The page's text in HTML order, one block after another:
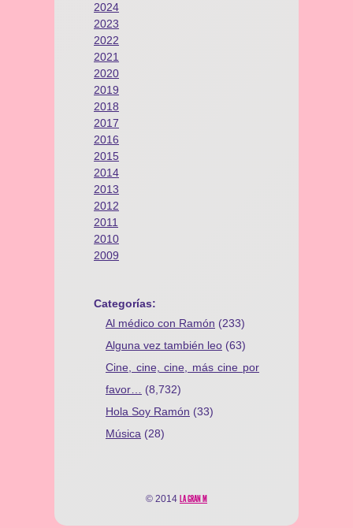
2024
2023
2022
2021
2020
2019
2018
2017
2016
2015
2014
2013
2012
2011
2010
2009
Categorías:
Al médico con Ramón (233)
Alguna vez también leo (63)
Cine, cine, cine, más cine por
favor…
(8,732)
Hola Soy Ramón (33)
Música (28)
© 2014 LA GRAN M